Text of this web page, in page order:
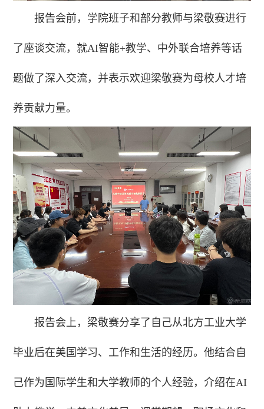
报告会前，学院班子和部分教师与梁敬赛进行
了座谈交流，就AI智能+教学、中外联合培养等话
题做了深入交流，并表示欢迎梁敬赛为母校人才培
养贡献力量。
报告会上，梁敬赛分享了自己从北方工业大学
毕业后在美国学习、工作和生活的经历。他结合自
己作为国际学生和大学教师的个人经验，介绍在AI